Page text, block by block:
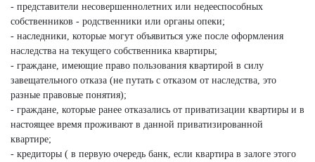
- представители несовершеннолетних или недееспособных
собственников - родственники или органы опеки;
- наследники, которые могут объявиться уже после оформления
наследства на текущего собственника квартиры;
- граждане, имеющие право пользования квартирой в силу
завещательного отказа (не путать с отказом от наследства, это
разные правовые понятия);
- граждане, которые ранее отказались от приватизации квартиры и в
настоящее время проживают в данной приватизированной
квартире;
- кредиторы ( в первую очередь банк, если квартира в залоге этого